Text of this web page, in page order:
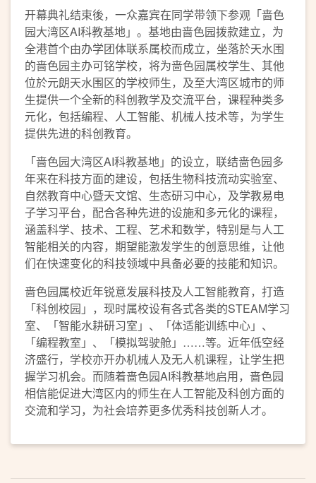
开幕典礼结束後，一众嘉宾在同学带领下参观「啬色
园大湾区AI科教基地」。基地由啬色园拨款建立，为
全港首个由办学团体联系属校而成立，坐落於天水围
的啬色园主办可铭学校，将为啬色园属校学生、其他
位於元朗天水围区的学校师生，及至大湾区城市的师
生提供一个全新的科创教学及交流平台，课程种类多
元化，包括编程、人工智能、机械人技术等，为学生
提供先进的科创教育。
「啬色园大湾区AI科教基地」的设立，联结啬色园多
年来在科技方面的建设，包括生物科技流动实验室、
自然教育中心暨天文馆、生态研习中心，及学教易电
子学习平台，配合各种先进的设施和多元化的课程，
涵盖科学、技术、工程、艺术和数学，特别是与人工
智能相关的内容，期望能激发学生的创意思维，让他
们在快速变化的科技领域中具备必要的技能和知识。
啬色园属校近年锐意发展科技及人工智能教育，打造
「科创校园」，现时属校设有各式各类的STEAM学习
室、「智能水耕研习室」、「体适能训练中心」、
「编程教室」、「模拟驾驶舱」……等。近年低空经
济盛行，学校亦开办机械人及无人机课程，让学生把
握学习机会。而随着啬色园AI科教基地启用，啬色园
相信能促进大湾区内的师生在人工智能及科创方面的
交流和学习，为社会培养更多优秀科技创新人才。